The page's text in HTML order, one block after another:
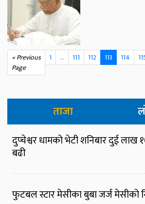
« Previous
Page
1 … 111 112 113 114
ताजा
दुप्चेश्वर धामको भेटी शनिबार दुई लाख
बढी
फुटबल स्टार मेसीका बुबा जर्ज मेसीको